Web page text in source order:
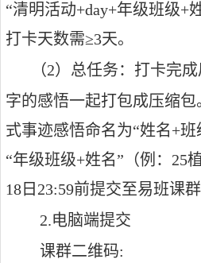
“清明活动+day+年级班级+
打卡天数需≥3天。
（2）总任务：打卡完
字的感悟一起打包成压缩包
式事迹感悟命名为“姓名+班
“年级班级+姓名”（例： 25
18 日 23:59前提交至易班课群
2.电脑端提交
课群二维码: